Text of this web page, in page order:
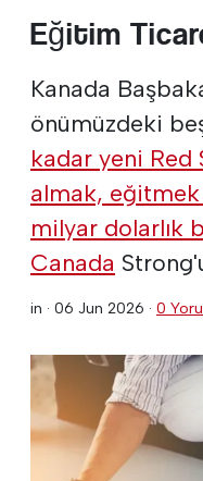
Eğitim
Kanada
önümüzdeki
kadar yeni
almak,
milyar dolarlık
Canada
in · 06 Jun 2026 · 0